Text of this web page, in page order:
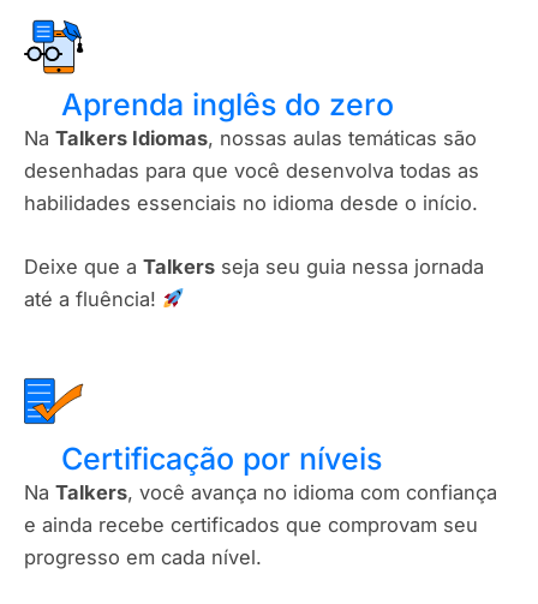
Aprenda inglês do zero
Na Talkers Idiomas, nossas aulas temáticas são
desenhadas para que você desenvolva todas as
habilidades essenciais no idioma desde o início.
Deixe que a Talkers seja seu guia nessa jornada
até a fluência!
Certificação por níveis​
Na Talkers, você avança no idioma com confiança
e ainda recebe certificados que comprovam seu
progresso em cada nível.